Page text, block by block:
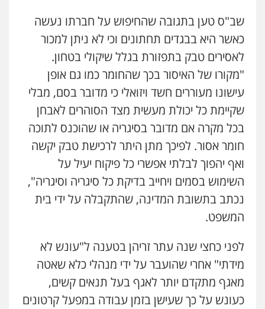
שב"ס טען בתגובה שהחיפוש על חברתו נעשה
כאשר היא בבגדים תחתונים וכי לא ניתן למכור
לאסירים טבק בתפזורת בגלל שיקולי בטחון.
"מקורו של האיסור בכך שהחומר כמו גם אופן
עישונו מעוררים חשד ויזואלי כי מדובר בסם, מבלי
שקיימת כל יכולת מעשית מצד הסוהרים לאבחן
בכל מקרה אם מדובר בסיגריה או שהוכנס לתוכה
חומר אסור. לפיכך מתן היתר לרכישת טבק יקשה
ואף יהפוך לבלתי אפשרי כל פיקוח יעיל על
השימוש בסמים ויחייב בדיקת כל סיגריה וסיגריה",
נכתב בתשובת המדינה, שהתקבלה על ידי בית
המשפט.
לפני כחצי שנה עתר זריהן בטענה ל"עונש לא
מידתי" אחרי שהועבר על ידי מנהלי כלא שאטה
מאגף מתקדם יותר לאגף בעל תנאים קשים,
כעונש על כך שעישן בזמן עבודה במפעל קרטונים
ניר קידר – צלם
צילום עורכי דין שירותים מקצועיים לעורכי
רונן הלל – מוניטין
מחיקת כתבות מגוגל ודחיקת אזכורים
שליליים
שירותים מקצועיים לעורכי דין
0522508109